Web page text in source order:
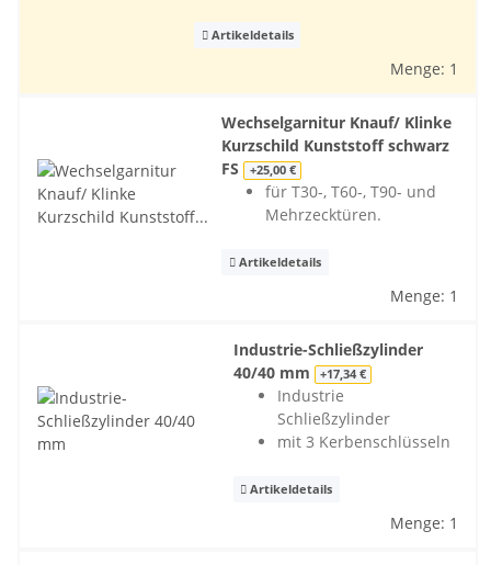
Artikeldetails
Menge: 1
Wechselgarnitur Knauf/ Klinke
Kurzschild Kunststoff schwarz
FS +25,00 €
für T30-, T60-, T90- und
Mehrzecktüren.
Artikeldetails
Menge: 1
Industrie-Schließzylinder
40/40 mm
+17,34 €
Industrie
Schließzylinder
mit 3 Kerbenschlüsseln
Artikeldetails
Menge: 1